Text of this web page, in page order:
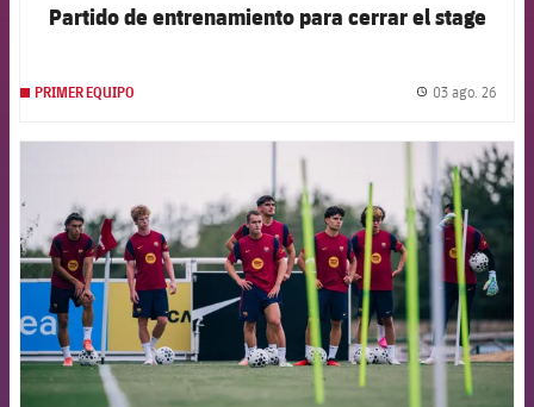
Partido de entrenamiento para cerrar el stage
PRIMER EQUIPO 03 ago. 26